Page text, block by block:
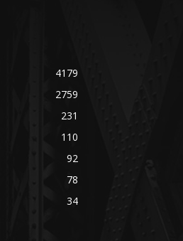
4179
2759
231
110
92
78
34